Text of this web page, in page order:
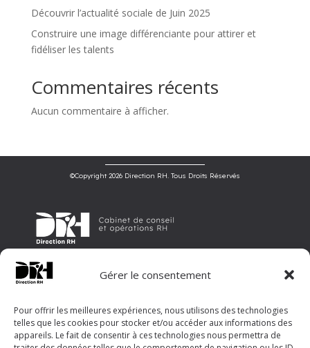
Gérer le consentement
Pour offrir les meilleures expériences, nous utilisons des technologies
telles que les cookies pour stocker et/ou accéder aux informations des
appareils. Le fait de consentir à ces technologies nous permettra de
Découvrir l’actualité sociale de Juin 2025
Construire une image différenciante pour attirer et
fidéliser les talents
Commentaires récents
Aucun commentaire à afficher.
©Copyright 2026 Direction RH. Tous Droits Réservés
Direction RH est un cabinet de conseil et d’opérations en ressources
humaines, offrant un accompagnement sur mesure aux entreprises
pour optimiser leur gestion RH et révéler leur potentiel.
Menu